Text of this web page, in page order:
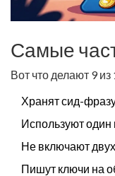
Самые
Вот что делают 9
Хранят сид-
Используют один
Не включают
Пишут ключи на